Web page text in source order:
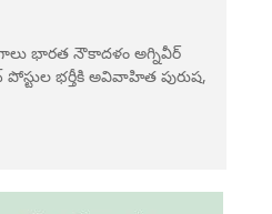
భారత నౌకాదళం అగ్నివీర్
పోస్టుల భర్తీకి అవివాహిత పురుష,